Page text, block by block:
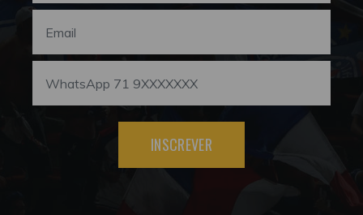
INSCREVER